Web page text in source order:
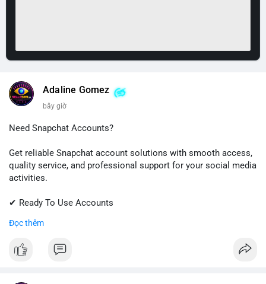
Adaline Gomez
bây giờ
Need Snapchat Accounts?
Get reliable Snapchat account solutions with smooth access,
quality service, and professional support for your social media
activities.
✔ Ready To Use Accounts
✔ Trusted Customer Support
📱 WhatsApp: +1 (681) 549-2683
Đọc thêm